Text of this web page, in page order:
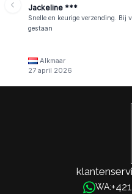
Jackeline ***
Snelle en keurige verzending. Bij
gestaan
Alkmaar
27 april 2026
WA: